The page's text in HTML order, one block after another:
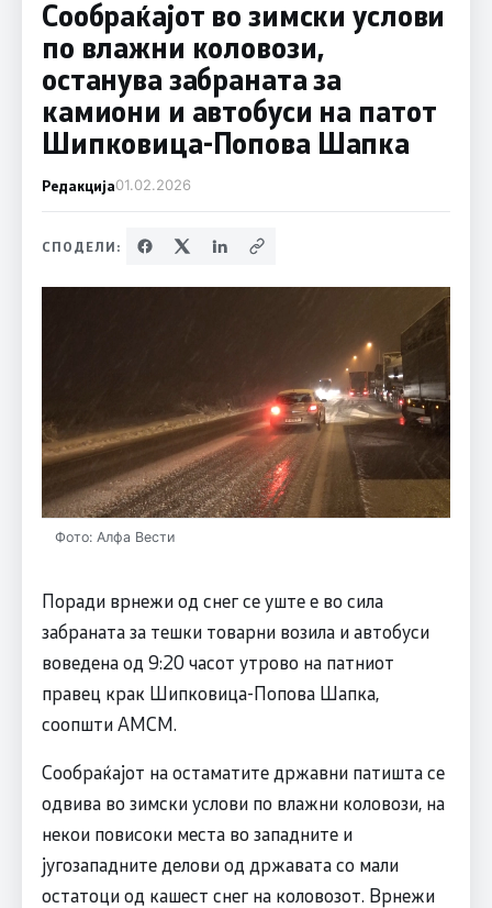
Сообраќајот во зимски услови
по влажни коловози,
останува забраната за
камиони и автобуси на патот
Шипковица-Попова Шапка
Редакција01.02.2026
СПОДЕЛИ:
Фото: Алфа Вести
Поради врнежи од снег се уште е во сила
забраната за тешки товарни возила и автобуси
воведена од 9:20 часот утрово на патниот
правец крак Шипковица-Попова Шапка,
соопшти АМСМ.
Сообраќајот на остаматите државни патишта се
одвива во зимски услови по влажни коловози, на
некои повисоки места во западните и
југозападните делови од државата со мали
остатоци од кашест снег на коловозот. Врнежи